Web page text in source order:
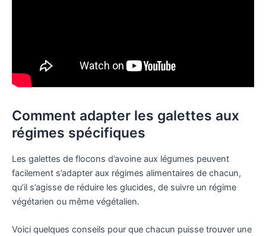
Comment adapter les galettes aux
régimes spécifiques
Les galettes de flocons d’avoine aux légumes peuvent
facilement s’adapter aux régimes alimentaires de chacun,
qu’il s’agisse de réduire les glucides, de suivre un régime
végétarien ou même végétalien.
Voici quelques conseils pour que chacun puisse trouver une